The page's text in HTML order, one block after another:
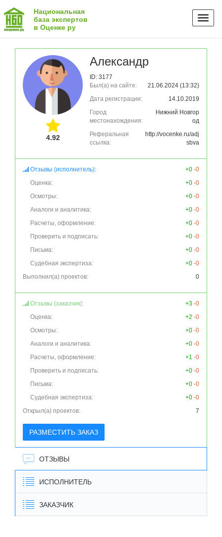
Национальная
база экспертов
в Оценке ру
4.92
Александр
ID: 3177
Был(а) на сайте:
21.06.2024 (13:32)
Дата регистрации:
14.10.2019
Город
местонахождения:
Нижний Новгор
од
Реферальная
ссылка:
http://vocenke.ru/adj
sbva
Отзывы (исполнитель): +0 -0
Оценка:
+0 -0
Осмотры:
+0 -0
Аналоги и аналитика:
+0 -0
Расчеты, оформление:
+0 -0
Проверить и подписать:
+0 -0
Письма:
+0 -0
Судебная экспертиза:
+0 -0
Выполнил(а) проектов:
0
Отзывы (заказчик): +3 -0
Оценка:
+2 -0
Осмотры:
+0 -0
Аналоги и аналитика:
+0 -0
Расчеты, оформление:
+1 -0
Проверить и подписать:
+0 -0
Письма:
+0 -0
Судебная экспертиза:
+0 -0
Открыл(а) проектов:
7
РАЗМЕСТИТЬ ЗАКАЗ
ОТЗЫВЫ
ИСПОЛНИТЕЛЬ
ЗАКАЗЧИК